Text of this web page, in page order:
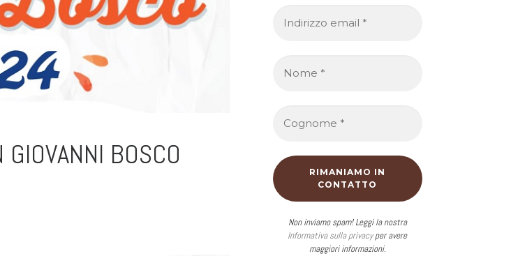
BOSCO
Non inviamo spam! Leggi la nostra
Informativa sulla privacyper avere
maggiori informazioni.